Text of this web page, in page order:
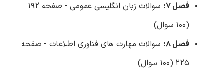
فصل 7:
سوالات زبان انگلیسی عمومی - صفحه 192
(100 سوال)
فصل 8:
سوالات مهارت های فناوری اطلاعات - صفحه
225 (100 سوال)